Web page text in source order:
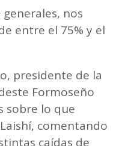
nos
entre el 75% y el
presidente de la
Formoseño
sobre lo que
comentando
caídas de